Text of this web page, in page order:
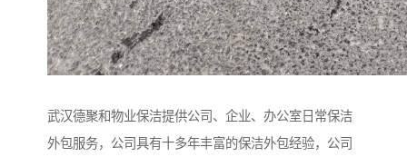
武汉德聚和物业保洁提供公司、企业、办公室日常保洁
外包服务，公司具有十多年丰富的保洁外包经验，公司